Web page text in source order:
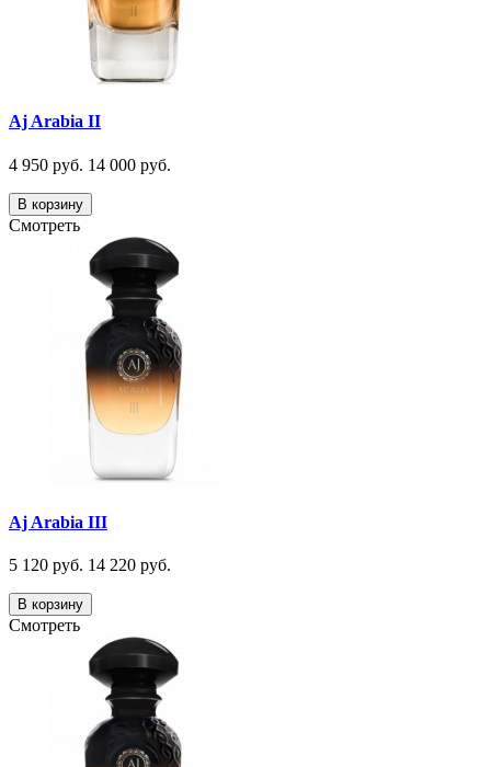
Aj Arabia II
4 950 руб. 14 000 руб.
В корзину
Смотреть
Aj Arabia III
5 120 руб. 14 220 руб.
В корзину
Смотреть